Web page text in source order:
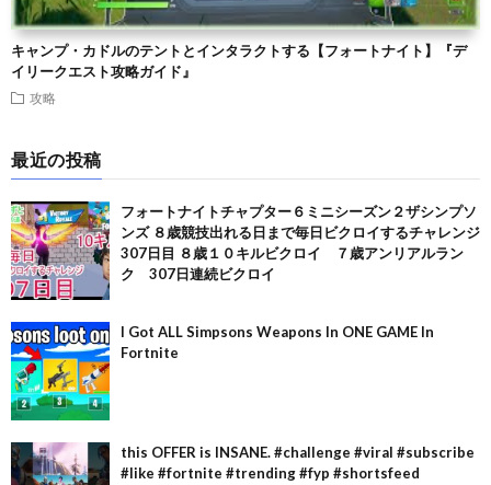
キャンプ・カドルのテントとインタラクトする【フォートナイト】『デ
イリークエスト攻略ガイド』
攻略
最近の投稿
フォートナイトチャプター６ミニシーズン２ザシンプソ
ンズ ８歳競技出れる日まで毎日ビクロイするチャレンジ
307日目 ８歳１０キルビクロイ ７歳アンリアルラン
ク 307日連続ビクロイ
I Got ALL Simpsons Weapons In ONE GAME In
Fortnite
this OFFER is INSANE. #challenge #viral #subscribe
#like #fortnite #trending #fyp #shortsfeed